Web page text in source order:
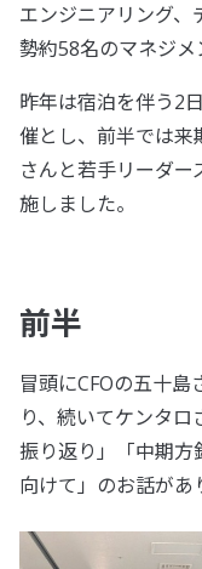
エンジニアリング、
勢約58名のマネジメ
昨年は宿泊を伴う2
催とし、前半では来
さんと若手リーダ
施しました。
前半
冒頭にCFOの五十
り、続いてケンタ
振り返り」「中期方
向けて」のお話があ